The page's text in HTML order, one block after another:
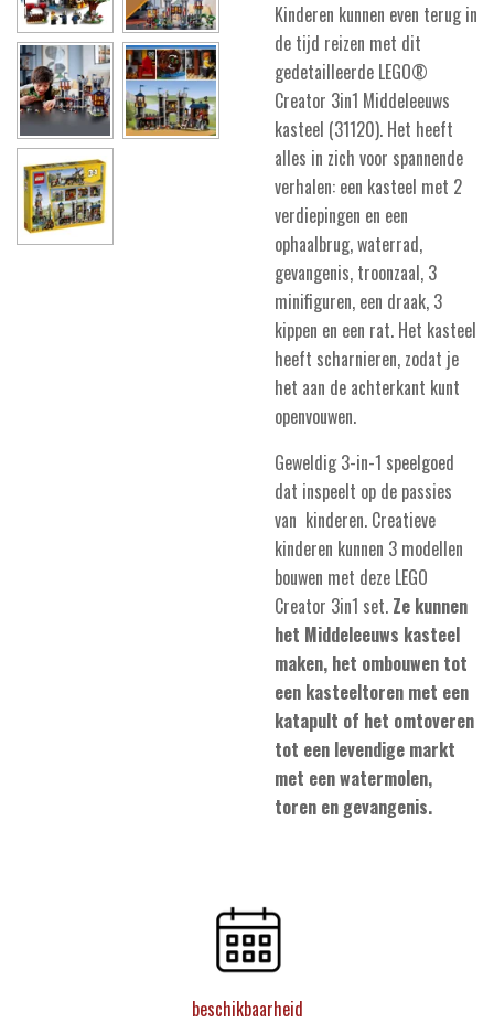
Kinderen kunnen even terug in
de tijd reizen met dit
gedetailleerde LEGO®
Creator 3in1 Middeleeuws
kasteel (31120). Het heeft
alles in zich voor spannende
verhalen: een kasteel met 2
verdiepingen en een
ophaalbrug, waterrad,
gevangenis, troonzaal, 3
minifiguren, een draak, 3
kippen en een rat. Het kasteel
heeft scharnieren, zodat je
het aan de achterkant kunt
openvouwen.
Geweldig 3-in-1 speelgoed
dat inspeelt op de passies
van kinderen. Creatieve
kinderen kunnen 3 modellen
bouwen met deze LEGO
Creator 3in1 set. Ze kunnen
het Middeleeuws kasteel
maken, het ombouwen tot
een kasteeltoren met een
katapult of het omtoveren
tot een levendige markt
met een watermolen,
toren en gevangenis.
beschikbaarheid